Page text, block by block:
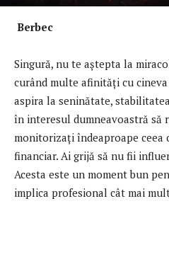
Berbec
Singură, nu te aștepta la
curând multe afinități cu
aspira la seninătate,
în interesul dumneavoastră să
monitorizați îndeaproape ceea
financiar. Ai grijă să nu fii
Acesta este un moment bun
implica profesional cât mai